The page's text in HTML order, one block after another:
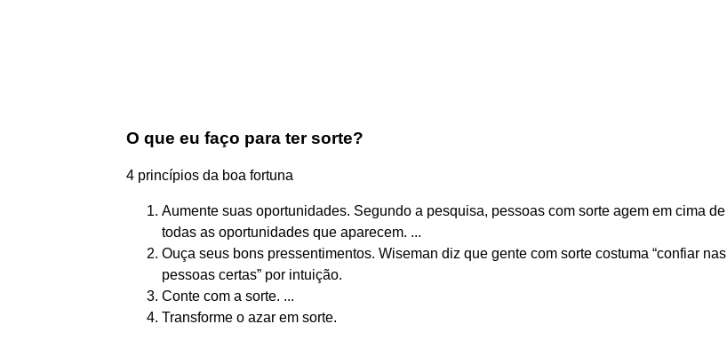
O que eu faço para ter sorte?
4 princípios da boa fortuna
Aumente suas oportunidades. Segundo a pesquisa, pessoas com sorte agem em cima de
todas as oportunidades que aparecem. ...
Ouça seus bons pressentimentos. Wiseman diz que gente com sorte costuma “confiar nas
pessoas certas” por intuição.
Conte com a sorte. ...
Transforme o azar em sorte.